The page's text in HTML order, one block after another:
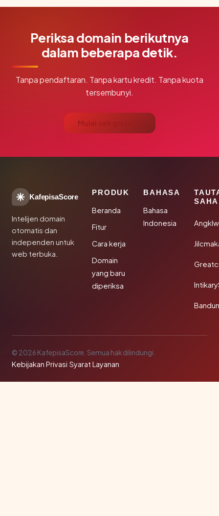
Periksa domain berikutnya
dalam beberapa detik.
Tanpa pendaftaran. Tanpa kartu kredit. Tanpa kuota
tersembunyi.
Mulai cek gratis →
KafepisaScore
Intelijen domain
otomatis dan
independen untuk
web terbuka.
PRODUK
Beranda
Fitur
Cara kerja
Domain
yang baru
diperiksa
BAHASA
Bahasa
Indonesia
© 2026 KafepisaScore. Semua hak dilindungi.
Kebijakan Privasi·Syarat Layanan